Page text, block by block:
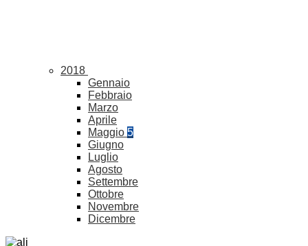
2018
Gennaio
Febbraio
Marzo
Aprile
Maggio 5
Giugno
Luglio
Agosto
Settembre
Ottobre
Novembre
Dicembre